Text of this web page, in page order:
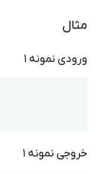
مثال
ورودی نمونه ۱
خروجی نمونه ۱